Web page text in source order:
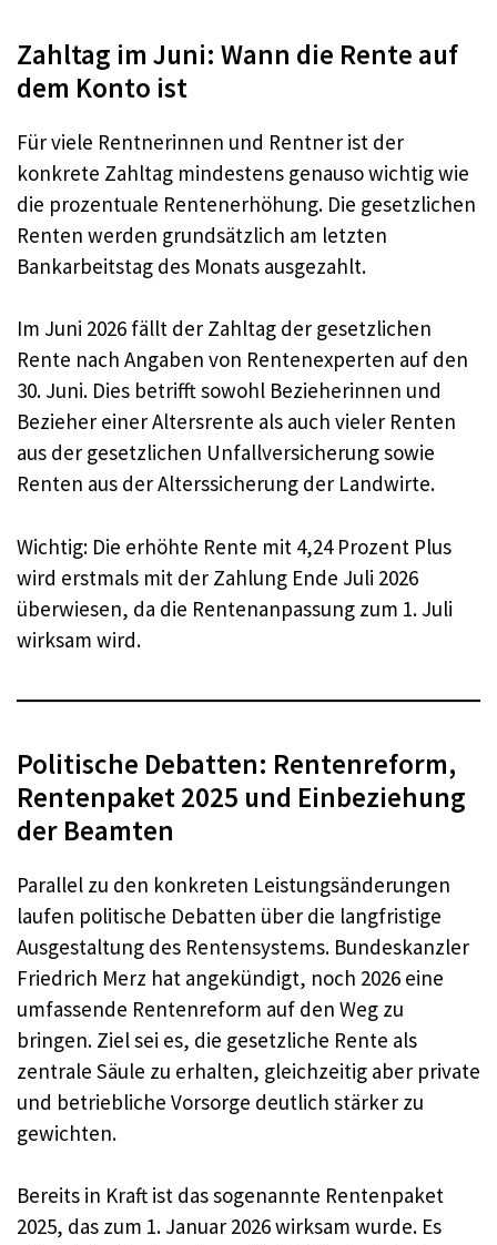
Zahltag im Juni: Wann die Rente auf
dem Konto ist
Für viele Rentnerinnen und Rentner ist der
konkrete Zahltag mindestens genauso wichtig wie
die prozentuale Rentenerhöhung. Die gesetzlichen
Renten werden grundsätzlich am letzten
Bankarbeitstag des Monats ausgezahlt.
Im Juni 2026 fällt der Zahltag der gesetzlichen
Rente nach Angaben von Rentenexperten auf den
30. Juni. Dies betrifft sowohl Bezieherinnen und
Bezieher einer Altersrente als auch vieler Renten
aus der gesetzlichen Unfallversicherung sowie
Renten aus der Alterssicherung der Landwirte.
Wichtig: Die erhöhte Rente mit 4,24 Prozent Plus
wird erstmals mit der Zahlung Ende Juli 2026
überwiesen, da die Rentenanpassung zum 1. Juli
wirksam wird.
Politische Debatten: Rentenreform,
Rentenpaket 2025 und Einbeziehung
der Beamten
Parallel zu den konkreten Leistungsänderungen
laufen politische Debatten über die langfristige
Ausgestaltung des Rentensystems. Bundeskanzler
Friedrich Merz hat angekündigt, noch 2026 eine
umfassende Rentenreform auf den Weg zu
bringen. Ziel sei es, die gesetzliche Rente als
zentrale Säule zu erhalten, gleichzeitig aber private
und betriebliche Vorsorge deutlich stärker zu
gewichten.
Bereits in Kraft ist das sogenannte Rentenpaket
2025, das zum 1. Januar 2026 wirksam wurde. Es